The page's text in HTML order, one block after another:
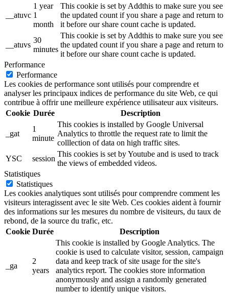
__atuvc
1 year
1
month
This cookie is set by Addthis to make sure you see
the updated count if you share a page and return to
it before our share count cache is updated.
__atuvs
30
minutes
This cookie is set by Addthis to make sure you see
the updated count if you share a page and return to
it before our share count cache is updated.
Performance
Performance
Les cookies de performance sont utilisés pour comprendre et
analyser les principaux indices de performance du site Web, ce qui
contribue à offrir une meilleure expérience utilisateur aux visiteurs.
Cookie Durée Description
_gat
1
minute
This cookies is installed by Google Universal
Analytics to throttle the request rate to limit the
colllection of data on high traffic sites.
YSC
session
This cookies is set by Youtube and is used to track
the views of embedded videos.
Statistiques
Statistiques
Les cookies analytiques sont utilisés pour comprendre comment les
visiteurs interagissent avec le site Web. Ces cookies aident à fournir
des informations sur les mesures du nombre de visiteurs, du taux de
rebond, de la source du trafic, etc.
Cookie Durée Description
_ga
2
years
This cookie is installed by Google Analytics. The
cookie is used to calculate visitor, session, campaign
data and keep track of site usage for the site's
analytics report. The cookies store information
anonymously and assign a randomly generated
number to identify unique visitors.